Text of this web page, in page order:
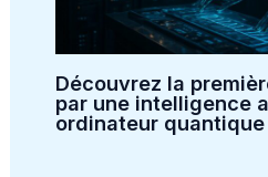
Découvrez la
par une intelligence
ordinateur quantique